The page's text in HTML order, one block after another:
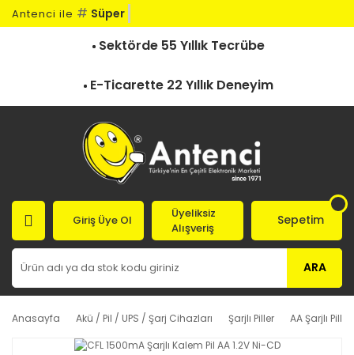
Antenci ile # Süper H
Sektörde 55 Yıllık Tecrübe
E-Ticarette 22 Yıllık Deneyim
ARA
Giriş Üye Ol
Üyeliksiz
Alışveriş
Sepetim
Anasayfa Akü / Pil / UPS / Şarj Cihazları Şarjlı Piller AA Şarjlı Piller